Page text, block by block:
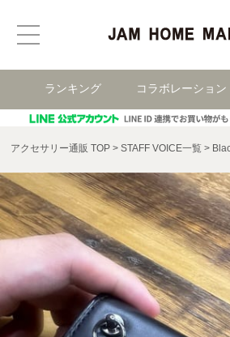
ランキング コラボレーション
アクセサリー通販 TOP STAFF VOICE一覧